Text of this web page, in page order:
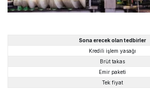
Sona erecek olan tedbirler
Kredili işlem yasağı
Brüt takas
Emir paketi
Tek fiyat